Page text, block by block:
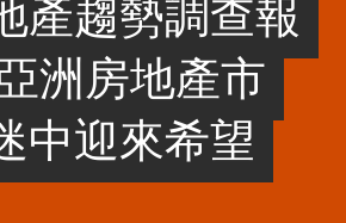
產趨勢調查報
洲房地產市
中迎來希望